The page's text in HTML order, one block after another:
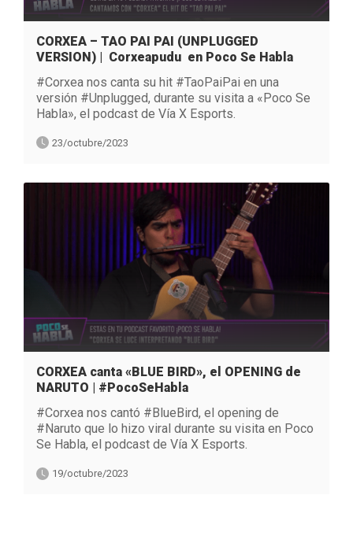
CORXEA – TAO PAI PAI (UNPLUGGED
VERSION) | Corxeapudu en Poco Se Habla
#Corxea nos canta su hit #TaoPaiPai en una
versión #Unplugged, durante su visita a «Poco Se
Habla», el podcast de Vía X Esports.
23/octubre/2023
CORXEA canta «BLUE BIRD», el OPENING de
NARUTO | #PocoSeHabla
#Corxea nos cantó #BlueBird, el opening de
#Naruto que lo hizo viral durante su visita en Poco
Se Habla, el podcast de Vía X Esports.
19/octubre/2023